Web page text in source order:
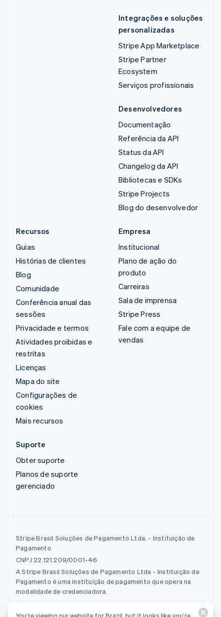
Integrações e soluções
personalizadas
Stripe App Marketplace
Stripe Partner
Ecosystem
Serviços profissionais
Desenvolvedores
Documentação
Referência da API
Status da API
Changelog da API
Bibliotecas e SDKs
Stripe Projects
Blog do desenvolvedor
Recursos
Guias
Histórias de clientes
Blog
Comunidade
Conferência anual das
sessões
Privacidade e termos
Atividades proibidas e
restritas
Licenças
Mapa do site
Configurações de
cookies
Mais recursos
Empresa
Institucional
Plano de ação do
produto
Carreiras
Sala de imprensa
Stripe Press
Fale com a equipe de
vendas
Suporte
Obter suporte
Planos de suporte
gerenciado
Stripe Brasil Soluções de Pagamento Ltda. - Instituição de
Pagamento
CNPJ 22.121.209/0001-46
A Stripe Brasil Soluções de Pagamento Ltda - Instituição de
Pagamento é uma instituição de pagamento que opera na
modalidade de credenciadora.
You’re viewing our website for Brazil, but it looks like you’re